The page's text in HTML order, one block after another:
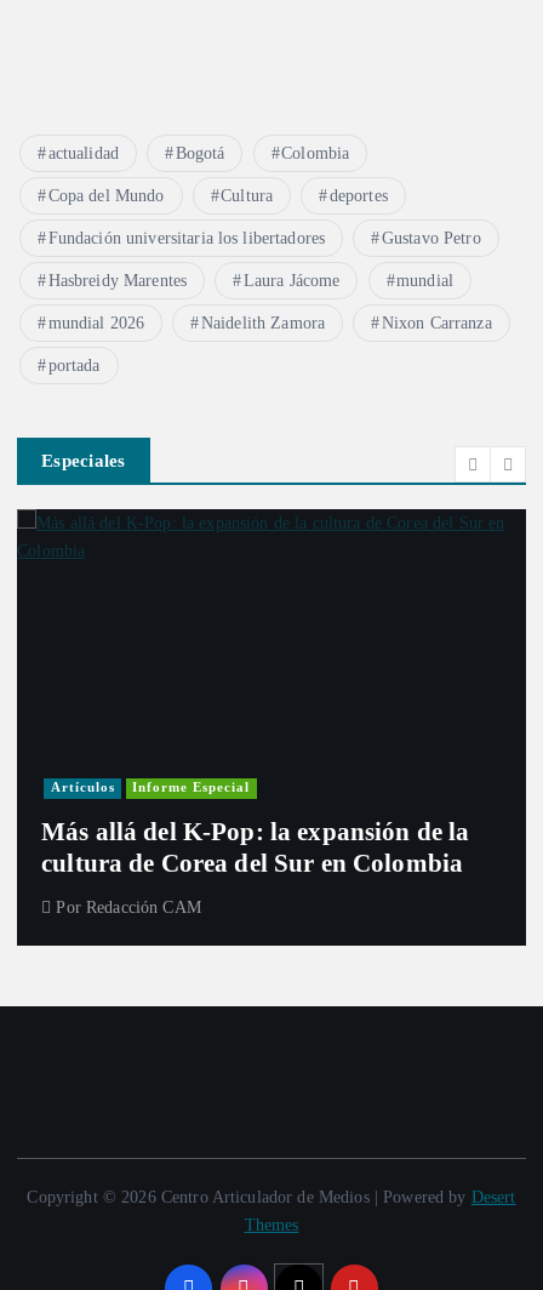
actualidad Bogotá Colombia
Copa del Mundo Cultura deportes
Fundación universitaria los libertadores Gustavo Petro
Hasbreidy Marentes Laura Jácome mundial
mundial 2026 Naidelith Zamora Nixon Carranza
portada
Especiales
Artículos Informe Especial
Más allá del K-Pop: la expansión de la
cultura de Corea del Sur en Colombia
Por Redacción CAM
Copyright © 2026 Centro Articulador de Medios | Powered by Desert
Themes